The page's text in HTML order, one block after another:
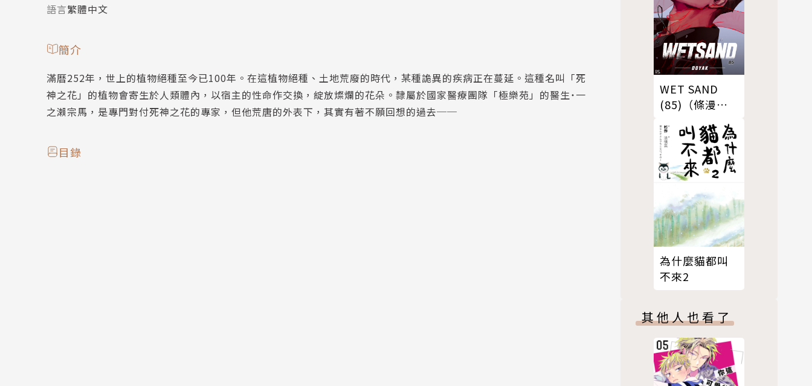
語言繁體中文
簡介
滿曆252年，世上的植物絕種至今已100年。在這植物絕種、土地荒廢的時代，某種詭異的疾病正在蔓延。這種名叫「死
神之花」的植物會寄生於人類體內，以宿主的性命作交換，綻放燦爛的花朵。隸屬於國家醫療團隊「極樂苑」的醫生˙一
之瀨宗馬，是專門對付死神之花的專家，但他荒唐的外表下，其實有著不願回想的過去──
目錄
WET SAND
(85)（條漫
為什麼貓都叫
不來2
其他人也看了